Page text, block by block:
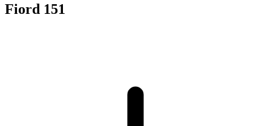
Fiord 151